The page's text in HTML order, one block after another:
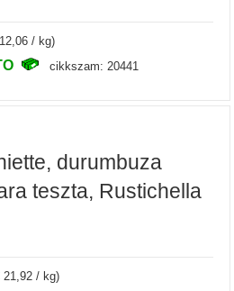
/ kg)
cikkszam: 20441
durumbuza
teszta, Rustichella
21,92 / kg)